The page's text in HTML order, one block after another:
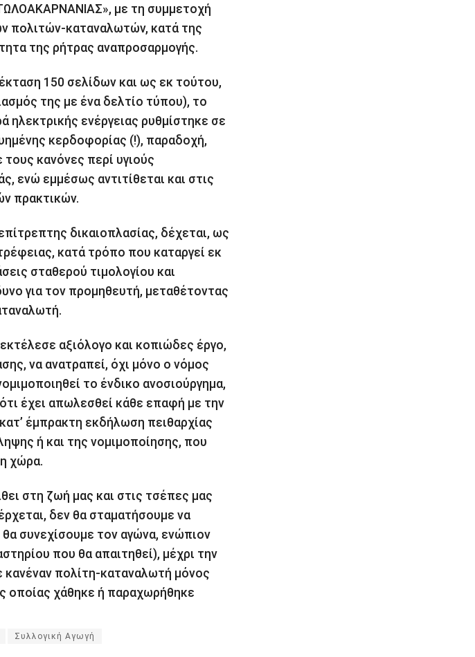
με τη συμμετοχή
πολιτών-καταναλωτών, κατά της
της ρήτρας αναπροσαρμογής.
150 σελίδων και ως εκ τούτου,
της με ένα δελτίο τύπου), το
ηλεκτρικής ενέργειας ρυθμίστηκε σε
κερδοφορίας (!), παραδοχή,
κανόνες περί υγιούς
ενώ εμμέσως αντιτίθεται και στις
πρακτικών.
δικαιοπλασίας, δέχεται, ως
κατά τρόπο που καταργεί εκ
σταθερού τιμολογίου και
για τον προμηθευτή, μεταθέτοντας
αξιόλογο και κοπιώδες έργο,
να ανατραπεί, όχι μόνο ο νόμος
το ένδικο ανοσιούργημα,
έχει απωλεσθεί κάθε επαφή με την
έμπρακτη εκδήλωση πειθαρχίας
ή και της νομιμοποίησης, που
χώρα.
στη ζωή μας και στις τσέπες μας
δεν θα σταματήσουμε να
θα συνεχίσουμε τον αγώνα, ενώπιον
που θα απαιτηθεί), μέχρι την
πολίτη-καταναλωτή μόνος
οποίας χάθηκε ή παραχωρήθηκε
Συλλογική Αγωγή